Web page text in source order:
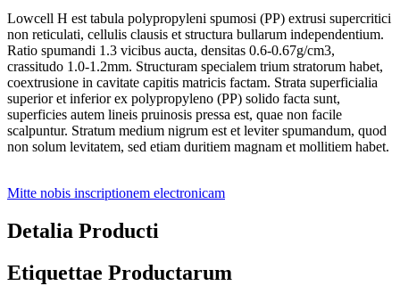
Lowcell H est tabula polypropyleni spumosi (PP) extrusi supercritici
non reticulati, cellulis clausis et structura bullarum independentium.
Ratio spumandi 1.3 vicibus aucta, densitas 0.6-0.67g/cm3,
crassitudo 1.0-1.2mm. Structuram specialem trium stratorum habet,
coextrusione in cavitate capitis matricis factam. Strata superficialia
superior et inferior ex polypropyleno (PP) solido facta sunt,
superficies autem lineis pruinosis pressa est, quae non facile
scalpuntur. Stratum medium nigrum est et leviter spumandum, quod
non solum levitatem, sed etiam duritiem magnam et mollitiem habet.
Mitte nobis inscriptionem electronicam
Detalia Producti
Etiquettae Productarum